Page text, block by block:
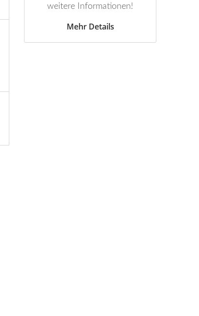
weitere Informationen!
Mehr Details